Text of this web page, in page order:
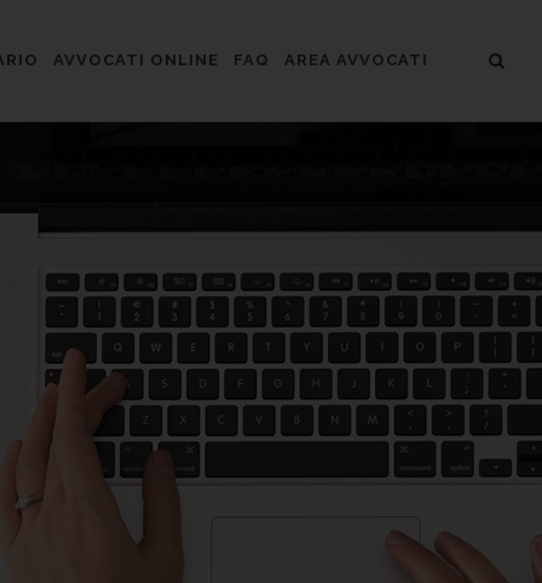
AVVOCATI ONLINE FAQ AREA AVVOCATI